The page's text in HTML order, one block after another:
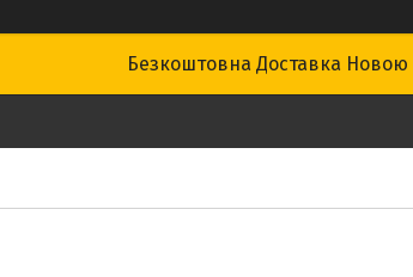
Безкоштовна Доставка